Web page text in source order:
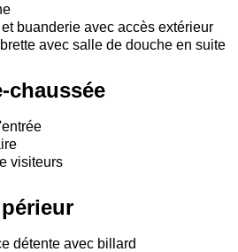
buanderie avec accès extérieur
avec salle de douche en suite
chaussée
visiteurs
détente avec billard